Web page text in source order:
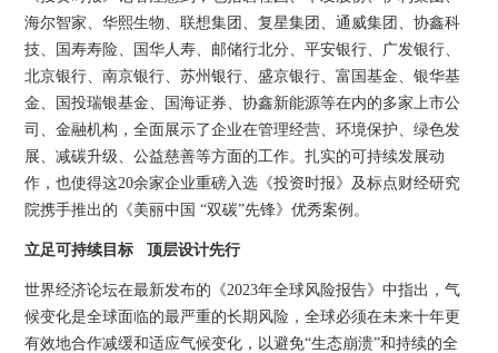
海尔智家、华熙生物、联想集团、复星集团、通威集团、协鑫科
技、国寿寿险、国华人寿、邮储行北分、平安银行、广发银行、
北京银行、南京银行、苏州银行、盛京银行、富国基金、银华基
金、国投瑞银基金、国海证券、协鑫新能源等在内的多家上市公
司、金融机构，全面展示了企业在管理经营、环境保护、绿色发
展、减碳升级、公益慈善等方面的工作。扎实的可持续发展动
作，也使得这20余家企业重磅入选《投资时报》及标点财经研究
院携手推出的《美丽中国 “双碳”先锋》优秀案例。
立足可持续目标 顶层设计先行
世界经济论坛在最新发布的《2023年全球风险报告》中指出，气
候变化是全球面临的最严重的长期风险，全球必须在未来十年更
有效地合作减缓和适应气候变化，以避免“生态崩溃”和持续的全